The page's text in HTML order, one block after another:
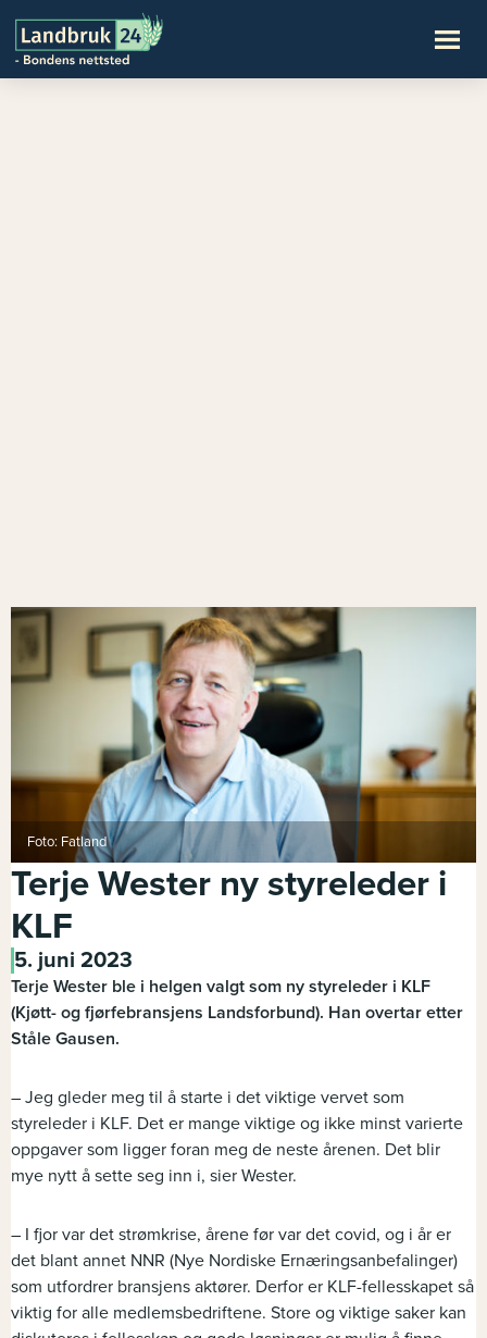
Foto: Fatland
Terje Wester ny styreleder i
KLF
5. juni 2023
Terje Wester ble i helgen valgt som ny styreleder i KLF
(Kjøtt- og fjørfebransjens Landsforbund). Han overtar etter
Ståle Gausen.
– Jeg gleder meg til å starte i det viktige vervet som
styreleder i KLF. Det er mange viktige og ikke minst varierte
oppgaver som ligger foran meg de neste årenen. Det blir
mye nytt å sette seg inn i, sier Wester.
– I fjor var det strømkrise, årene før var det covid, og i år er
det blant annet NNR (Nye Nordiske Ernæringsanbefalinger)
som utfordrer bransjens aktører. Derfor er KLF-fellesskapet så
viktig for alle medlemsbedriftene. Store og viktige saker kan